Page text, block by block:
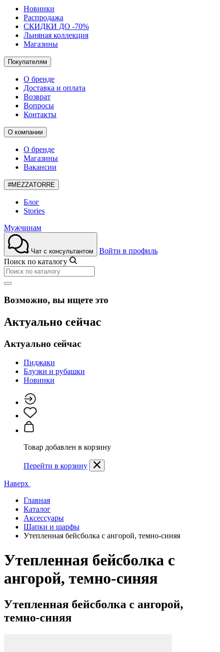
Новинки
Распродажа
СКИДКИ ДО -70%
Льняная коллекция
Магазины
Покупателям
О бренде
Доставка и оплата
Возврат
Вопросы
Контакты
О компании
О бренде
Магазины
Вакансии
#MEZZATORRE
Блог
Stories
Мужчинам
Чат с консультантом
Войти в профиль
Поиск по каталогу
Возможно, вы ищете это
Актуально сейчас
Актуально сейчас
Пиджаки
Блузки и рубашки
Новинки
Товар добавлен в корзину
Перейти в корзину
Наверх
Главная
Каталог
Аксессуары
Шапки и шарфы
Утепленная бейсболка с ангорой, темно-синяя
Утепленная бейсболка с
ангорой, темно-синяя
Утепленная бейсболка с ангорой,
темно-синяя